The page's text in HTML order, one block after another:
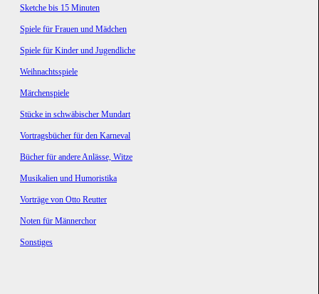
Sketche bis 15 Minuten
Spiele für Frauen und Mädchen
Spiele für Kinder und Jugendliche
Weihnachtsspiele
Märchenspiele
Stücke in schwäbischer Mundart
Vortragsbücher für den Karneval
Bücher für andere Anlässe, Witze
Musikalien und Humoristika
Vorträge von Otto Reutter
Noten für Männerchor
Sonstiges